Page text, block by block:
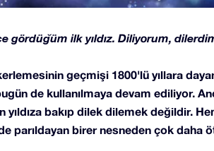
gördüğüm ilk yıldız. Diliyorum,
geçmişi 1800'lü yıllara
de kullanılmaya devam ediliyor.
bakıp dilek dilemek değildir.
parıldayan birer nesneden çok daha